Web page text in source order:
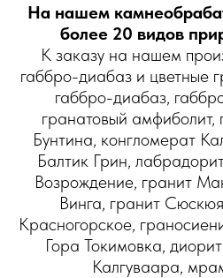
На нашем
более 20 видов
К заказу на нашем
габбро-диабаз и цветные
габбро-диабаз,
гранатовый амфиболит,
Бунтина, конгломерат
Балтик Грин,
Возрождение, гранит
Винга, гранит
Красногорское,
Гора Токимовка,
Калгуваара,